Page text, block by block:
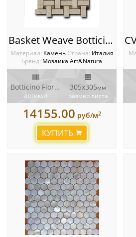
Basket Weave Botticino Fiorito + Dark Imperador Мозаика Marble Mosaic
Материал: Камень Cтрана: Италия
Бренд: Мозаика Art&Natura
Botticino Fiorito + Dark Imperador
артикул
305x305мм
размер листа
14155.00 руб/м2
КУПИТЬ